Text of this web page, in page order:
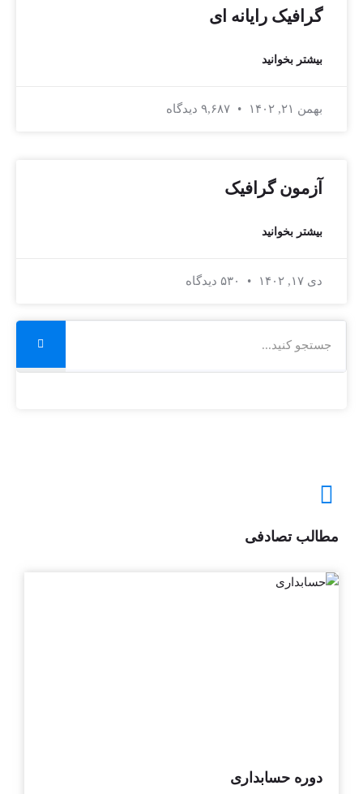
گرافیک رایانه ای
بیشتر بخوانید
بهمن ۲۱, ۱۴۰۲
آزمون گرافیک
بیشتر بخوانید
دی ۱۷, ۱۴۰۲
مطالب تصادفی
دوره حسابداری